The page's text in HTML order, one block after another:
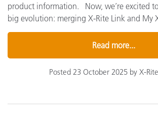
product information. Now, we’re excited
big evolution: merging X-Rite Link and My
Read more...
Posted 23 October 2025 by X-